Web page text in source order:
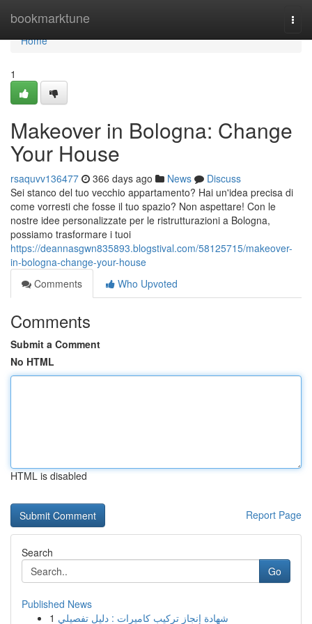
bookmarktune
Home
Home
1
Makeover in Bologna: Change
Your House
rsaquvv136477 366 days ago News
Discuss
Sei stanco del tuo vecchio appartamento? Hai un'idea precisa di
come vorresti che fosse il tuo spazio? Non aspettare! Con le
nostre idee personalizzate per le ristrutturazioni a Bologna,
possiamo trasformare i tuoi
https://deannasgwn835893.blogstival.com/58125715/makeover-
in-bologna-change-your-house
Comments
Who Upvoted
Comments
Submit a Comment
No HTML
HTML is disabled
Report Page
Search
Go
Published News
1 شهادة إنجاز تركيب كاميرات : دليل تفصيلي